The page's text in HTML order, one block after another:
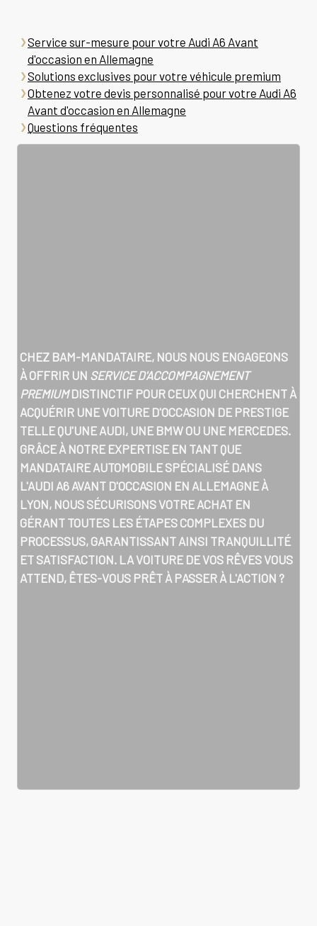
Service sur-mesure pour votre Audi A6 Avant
d'occasion en Allemagne
Solutions exclusives pour votre véhicule premium
Obtenez votre devis personnalisé pour votre Audi A6
Avant d'occasion en Allemagne
Questions fréquentes
CHEZ BAM-MANDATAIRE, NOUS NOUS ENGAGEONS
À OFFRIR UN SERVICE D'ACCOMPAGNEMENT
PREMIUMDISTINCTIF POUR CEUX QUI CHERCHENT À
ACQUÉRIR UNE VOITURE D'OCCASION DE PRESTIGE
TELLE QU'UNE AUDI, UNE BMW OU UNE MERCEDES.
GRÂCE À NOTRE EXPERTISE EN TANT QUE
MANDATAIRE AUTOMOBILE SPÉCIALISÉ DANS
L'AUDI A6 AVANT D'OCCASION EN ALLEMAGNE À
LYON, NOUS SÉCURISONS VOTRE ACHAT EN
GÉRANT TOUTES LES ÉTAPES COMPLEXES DU
PROCESSUS, GARANTISSANT AINSI TRANQUILLITÉ
ET SATISFACTION. LA VOITURE DE VOS RÊVES VOUS
ATTEND, ÊTES-VOUS PRÊT À PASSER À L'ACTION ?